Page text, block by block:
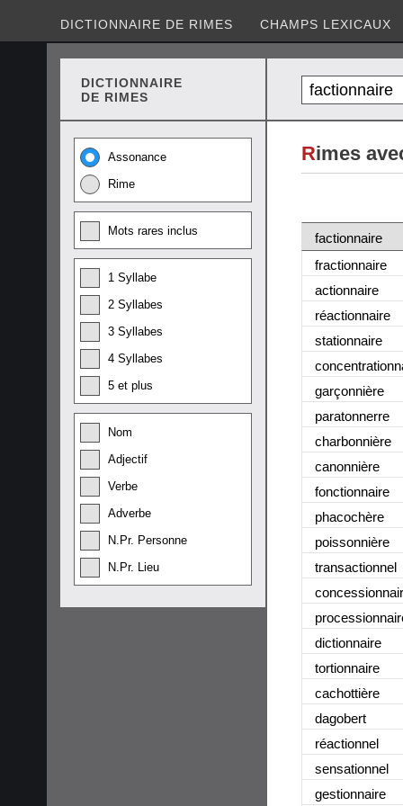
DICTIONNAIRE DE RIMES CHAMPS LEXICAUX
DICTIONNAIRE
DE RIMES
Assonance
Rime
Mots rares inclus
1 Syllabe
2 Syllabes
3 Syllabes
4 Syllabes
5 et plus
Nom
Adjectif
Verbe
Adverbe
N.Pr. Personne
N.Pr. Lieu
Rimes
factionnaire
fractionnaire
actionnaire
réactionnaire
stationnaire
garçonnière
paratonnerre
charbonnière
canonnière
fonctionnaire
phacochère
poissonnière
transactionnel
dictionnaire
tortionnaire
cachottière
dagobert
réactionnel
sensationnel
gestionnaire